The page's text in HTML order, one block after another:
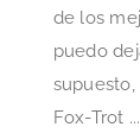
de los
puedo
Fox-Trot ...